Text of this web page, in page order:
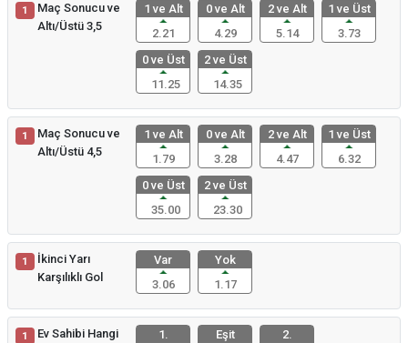
1
Maç Sonucu ve
Altı/Üstü 3,5
1 ve Alt
2.21
0 ve Alt
4.29
2 ve Alt
5.14
1 ve Üst
3.73
0 ve Üst
11.25
2 ve Üst
14.35
1
Maç Sonucu ve
Altı/Üstü 4,5
1 ve Alt
1.79
0 ve Alt
3.28
2 ve Alt
4.47
1 ve Üst
6.32
0 ve Üst
35.00
2 ve Üst
23.30
1
İkinci Yarı
Karşılıklı Gol
Var
3.06
Yok
1.17
1
Ev Sahibi Hangi
1.
Eşit
2.